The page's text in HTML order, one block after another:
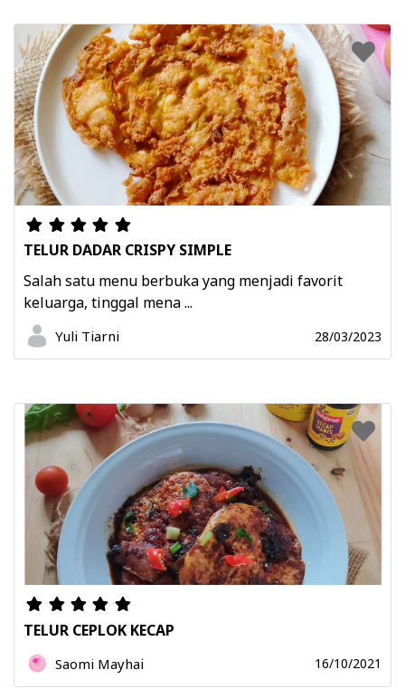
TELUR DADAR CRISPY SIMPLE
Salah satu menu berbuka yang menjadi favorit
keluarga, tinggal mena ...
Yuli Tiarni 28/03/2023
TELUR CEPLOK KECAP
Saomi Mayhai 16/10/2021